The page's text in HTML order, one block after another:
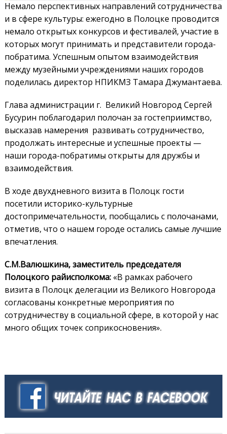
Немало перспективных направлений сотрудничества
и в сфере культуры: ежегодно в Полоцке проводится
немало открытых конкурсов и фестивалей, участие в
которых могут принимать и представители города-
побратима. Успешным опытом взаимодействия
между музейными учреждениями наших городов
поделилась директор НПИКМЗ Тамара Джумантаева.
Глава администрации г. Великий Новгород Сергей
Бусурин поблагодарил полочан за гостеприимство,
высказав намерения развивать сотрудничество,
продолжать интересные и успешные проекты —
наши города-побратимы открыты для дружбы и
взаимодействия.
В ходе двухдневного визита в Полоцк гости
посетили историко-культурные
достопримечательности, пообщались с полочанами,
отметив, что о нашем городе остались самые лучшие
впечатления.
С.М.Валюшкина, заместитель председателя
Полоцкого райисполкома: «В рамках рабочего
визита в Полоцк делегации из Великого Новгорода
согласованы конкретные мероприятия по
сотрудничеству в социальной сфере, в которой у нас
много общих точек соприкосновения».